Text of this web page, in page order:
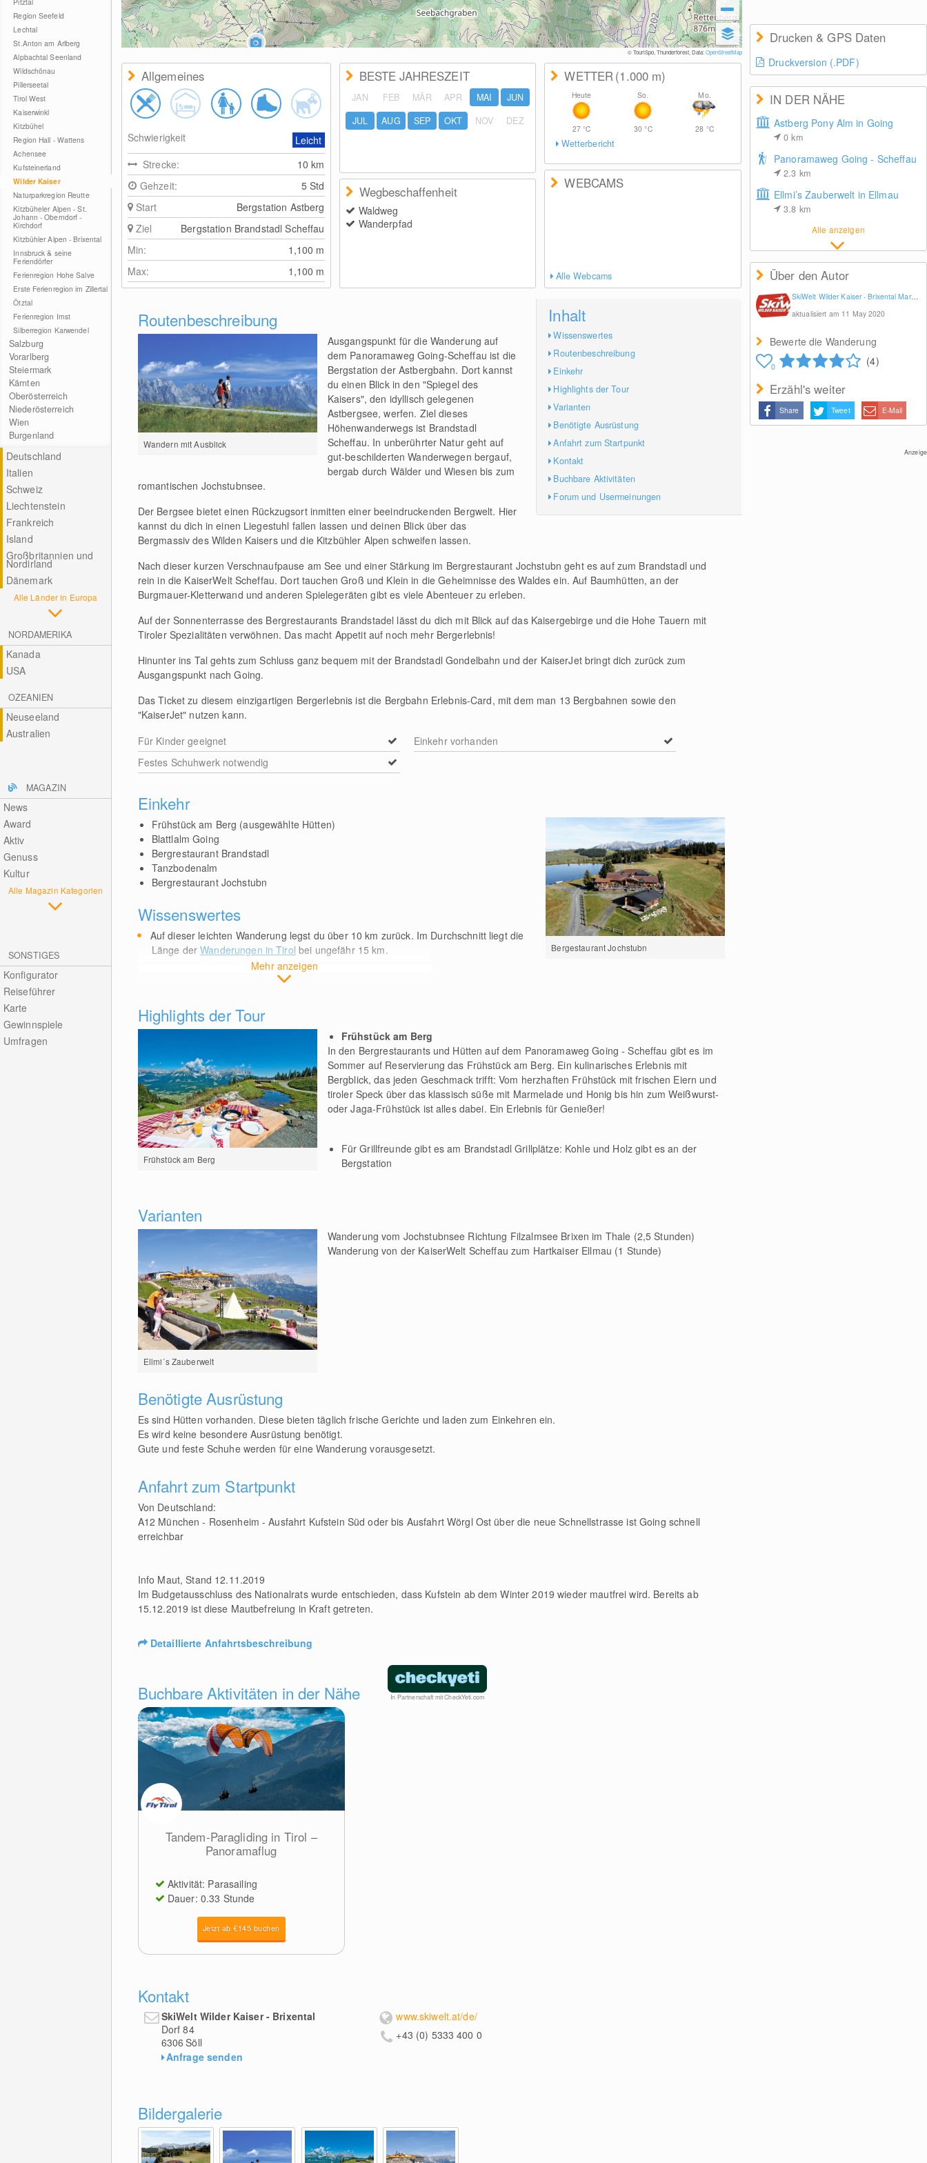
Region Seefeld
Lechtal
St.Anton am Arlberg
Alpbachtal Seenland
Wildschönau
Pillerseetal
Tirol West
Kaiserwinkl
Kitzbühel
Region Hall - Wattens
Achensee
Kufsteinerland
Wilder Kaiser
Naturparkregion Reutte
Kitzbüheler Alpen - St.
Johann - Oberndorf -
Kirchdorf
Kitzbühler Alpen - Brixental
Innsbruck & seine
Feriendörfer
Ferienregion Hohe Salve
Erste Ferienregion im Zillertal
Ötztal
Ferienregion Imst
Silberregion Karwendel
Salzburg
Vorarlberg
Steiermark
Kärnten
Oberösterreich
Niederösterreich
Wien
Burgenland
Deutschland
Italien
Schweiz
Liechtenstein
Frankreich
Island
Großbritannien und
Nordirland
Dänemark
Alle Länder in Europa
NORDAMERIKA
Kanada
USA
OZEANIEN
Neuseeland
Australien
MAGAZIN
News
Award
Aktiv
Genuss
Kultur
Alle Magazin Kategorien
SONSTIGES
Konfigurator
Reiseführer
Karte
Gewinnspiele
Umfragen
© TouriSpo, Thunderforest, Data:OpenStreetMap
Drucken & GPS Daten
Druckversion (.PDF)
IN DER NÄHE
Astberg Pony Alm in Going
0km
Panoramaweg Going - Scheffau
2.3 km
Ellmi’s Zauberwelt in Ellmau
3.8 km
Alle anzeigen
Über den Autor
SkiWelt Wilder Kaiser - Brixental Marketing GmbH
aktualisiert am 11 May 2020
Bewerte die Wanderung
0 (4)
Erzähl's weiter
Share Tweet E-Mail
Anzeige
Allgemeines
Schwierigkeit
Leicht
Strecke:
10km
Gehzeit:
5 Std
Start
Bergstation Astberg
Ziel
Bergstation Brandstadl Scheffau
Min:
1,100 m
Max:
1,100 m
BESTE JAHRESZEIT
JAN FEB MÄR APR MAI
JUN
JUL
AUG SEP OKT NOV DEZ
Wegbeschaffenheit
Waldweg
Wanderpfad
WETTER(1.000 m)
Heute
27°C
So.
30°C
Mo.
28 °C
Wetterbericht
WEBCAMS
Alle Webcams
Inhalt
Wissenswertes
Routenbeschreibung
Einkehr
Highlights der Tour
Varianten
Benötigte Ausrüstung
Anfahrt zum Startpunkt
Kontakt
Buchbare Aktivitäten
Forum und Usermeinungen
Routenbeschreibung
Wandern mit Ausblick
Ausgangspunkt für die Wanderung auf
dem Panoramaweg Going-Scheffau ist die
Bergstation der Astbergbahn. Dort kannst
du einen Blick in den "Spiegel des
Kaisers", den idyllisch gelegenen
Astbergsee, werfen. Ziel dieses
Höhenwanderwegs ist Brandstadl
Scheffau. In unberührter Natur geht auf
gut-beschilderten Wanderwegen bergauf,
bergab durch Wälder und Wiesen bis zum
romantischen Jochstubnsee.
Der Bergsee bietet einen Rückzugsort inmitten einer beeindruckenden Bergwelt. Hier
kannst du dich in einen Liegestuhl fallen lassen und deinen Blick über das
Bergmassiv des Wilden Kaisers und die Kitzbühler Alpen schweifen lassen.
Nach dieser kurzen Verschnaufpause am See und einer Stärkung im Bergrestaurant Jochstubn geht es auf zum Brandstadl und
rein in die KaiserWelt Scheffau. Dort tauchen Groß und Klein in die Geheimnisse des Waldes ein. Auf Baumhütten, an der
Burgmauer-Kletterwand und anderen Spielegeräten gibt es viele Abenteuer zu erleben.
Auf der Sonnenterrasse des Bergrestaurants Brandstadel lässt du dich mit Blick auf das Kaisergebirge und die Hohe Tauern mit
Tiroler Spezialitäten verwöhnen. Das macht Appetit auf noch mehr Bergerlebnis!
Hinunter ins Tal gehts zum Schluss ganz bequem mit der Brandstadl Gondelbahn und der KaiserJet bringt dich zurück zum
Ausgangspunkt nach Going.
Das Ticket zu diesem einzigartigen Bergerlebnis ist die Bergbahn Erlebnis-Card, mit dem man 13 Bergbahnen sowie den
"KaiserJet" nutzen kann.
Für Kinder geeignet
Festes Schuhwerk notwendig
Einkehr vorhanden
Einkehr
Bergestaurant Jochstubn
Frühstück am Berg (ausgewählte Hütten)
Blattlalm Going
Bergrestaurant Brandstadl
Tanzbodenalm
Bergrestaurant Jochstubn
Wissenswertes
Mehr anzeigen
Auf dieser leichten Wanderung legst du über 10km zurück. Im Durchschnitt liegt die
Länge derWanderungen in Tirol bei ungefähr 15km.
Highlights der Tour
Frühstück am Berg
Frühstück am Berg
In den Bergrestaurants und Hütten auf dem Panoramaweg Going - Scheffau gibt es im
Sommer auf Reservierung das Frühstück am Berg. Ein kulinarisches Erlebnis mit
Bergblick, das jeden Geschmack trifft: Vom herzhaften Frühstück mit frischen Eiern und
tiroler Speck über das klassisch süße mit Marmelade und Honig bis hin zum Weißwurst-
oder Jaga-Frühstück ist alles dabei. Ein Erlebnis für Genießer!
Für Grillfreunde gibt es am Brandstadl Grillplätze: Kohle und Holz gibt es an der
Bergstation
Varianten
Ellmi´s Zauberwelt
Wanderung vom Jochstubnsee Richtung Filzalmsee Brixen im Thale (2,5 Stunden)
Wanderung von der KaiserWelt Scheffau zum Hartkaiser Ellmau (1 Stunde)
Benötigte Ausrüstung
Es sind Hütten vorhanden. Diese bieten täglich frische Gerichte und laden zum Einkehren ein.
Es wird keine besondere Ausrüstung benötigt.
Gute und feste Schuhe werden für eine Wanderung vorausgesetzt.
Anfahrt zum Startpunkt
Von Deutschland:
A12 München - Rosenheim - Ausfahrt Kufstein Süd oder bis Ausfahrt Wörgl Ost über die neue Schnellstrasse ist Going schnell
erreichbar
Info Maut, Stand 12.11.2019
Im Budgetausschluss des Nationalrats wurde entschieden, dass Kufstein ab dem Winter 2019 wieder mautfrei wird. Bereits ab
15.12.2019 ist diese Mautbefreiung in Kraft getreten.
Detaillierte Anfahrtsbeschreibung
Buchbare Aktivitäten in der Nähe In Partnerschaft mit CheckYeti.com
Tandem-Paragliding in Tirol –
Panoramaflug
Aktivität: Parasailing
Dauer: 0.33 Stunde
Jetzt ab €145 buchen
Kontakt
SkiWelt Wilder Kaiser - Brixental
Dorf 84
6306 Söll
Anfrage senden
www.skiwelt.at/de/
+43 (0) 5333 400 0
Bildergalerie